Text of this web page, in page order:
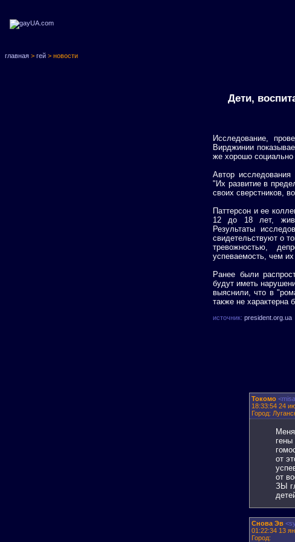
главная > гей > новости
Дети,
Исследование,
Вирджинии
же хорошо социально
Автор
"Их развитие в
своих сверстников,
Паттерсон и ее
12 до 18 лет,
Результаты
свидетельствуют о
тревожностью,
успеваемость, чем
Ранее были
будут иметь
выяснили, что в
также не характерна
источник: president.org.ua
Токомо
18:33:54 24
Город:
от
от
ЗЫ
Снова Эв
01:22:34 13
Город: